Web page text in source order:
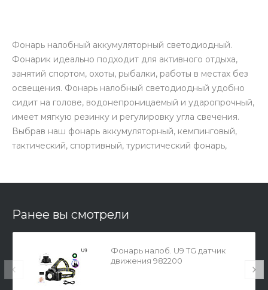
Фонарь налобный аккумуляторный светодиодный.
Фонарик идеально подходит для активного отдыха,
занятий спортом, охоты, рыбалки, работы в местах без
освещения. Фонарь налобный светодиодный удобно
сидит на голове, водонепроницаемый и ударопрочный,
имеет мягкую резинку и регулировку угла свечения.
Выбрав наш фонарь аккумуляторный, кемпинговый,
тактический, спортивный, туристический фонарь,
Ранее вы смотрели
Фонарь налоб. U9 TG датчик
движения 982200